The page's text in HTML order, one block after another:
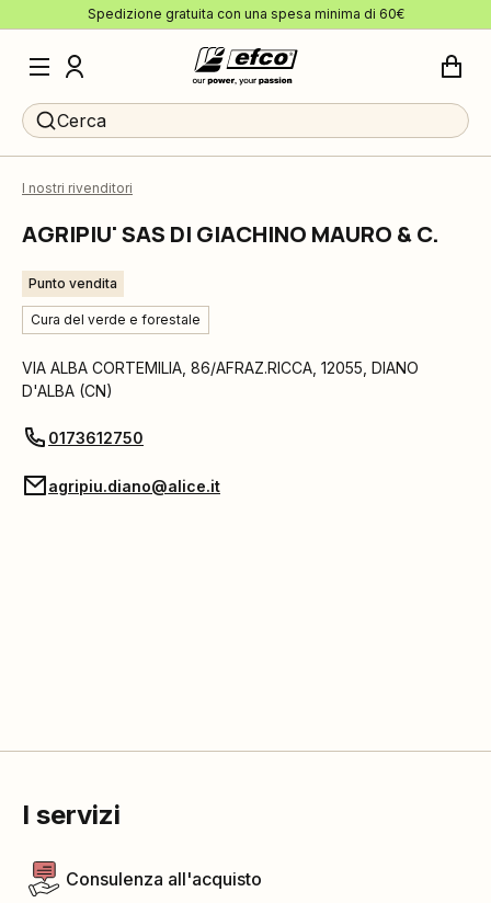
Spedizione gratuita con una spesa minima di 60€
Cerca
I nostri rivenditori
AGRIPIU' SAS DI GIACHINO MAURO & C.
Punto vendita
Cura del verde e forestale
VIA ALBA CORTEMILIA, 86/AFRAZ.RICCA 12055 DIANO
D'ALBA (CN)
0173612750
agripiu.diano@alice.it
I servizi
Consulenza all'acquisto